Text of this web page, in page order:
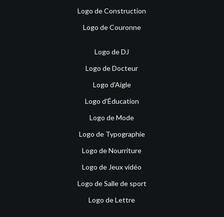
Logo de Construction
Logo de Couronne
Logo de DJ
Logo de Docteur
Logo d'Aigle
Logo d'Éducation
Logo de Mode
Logo de Typographie
Logo de Nourriture
Logo de Jeux vidéo
Logo de Salle de sport
Logo de Lettre